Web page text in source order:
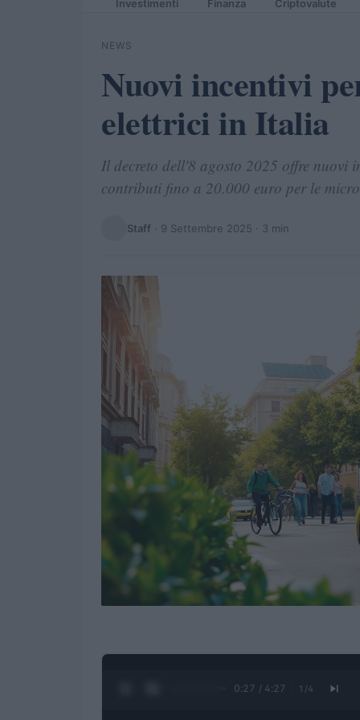
Investimenti Finanza Criptovalute
NEWS
Nuovi incentivi
elettrici in Italia
Il decreto dell'8 agosto 2025 offre nuovi
contributi fino a 20.000 euro per le
Staff · 9 Settembre 2025 · 3 min
0:28 / 4:27 1 /4